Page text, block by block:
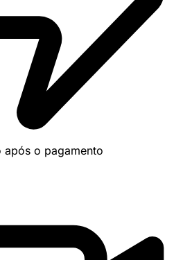
após o pagamento